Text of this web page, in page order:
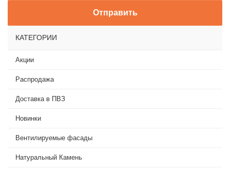
КАТЕГОРИИ
Акции
Распродажа
Доставка в ПВЗ
Новинки
Вентилируемые фасады
Натуральный Камень